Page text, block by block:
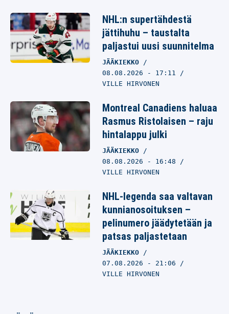
NHL:n supertähdestä
jättihuhu – taustalta
paljastui uusi suunnitelma
JÄÄKIEKKO
08.08.2026 - 17:11
VILLE HIRVONEN
Montreal Canadiens haluaa
Rasmus Ristolaisen – raju
hintalappu julki
JÄÄKIEKKO
08.08.2026 - 16:48
VILLE HIRVONEN
NHL-legenda saa valtavan
kunnianosoituksen –
pelinumero jäädytetään ja
patsas paljastetaan
JÄÄKIEKKO
07.08.2026 - 21:06
VILLE HIRVONEN